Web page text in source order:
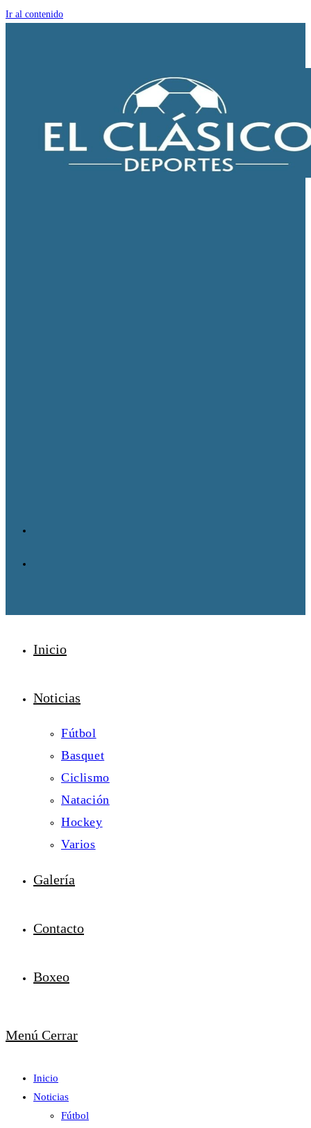
Ir al contenido
Inicio
Noticias
Fútbol
Basquet
Ciclismo
Natación
Hockey
Varios
Galería
Contacto
Boxeo
Menú Cerrar
Inicio
Noticias
Fútbol